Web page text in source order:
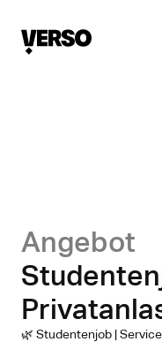
Angebot
🌿 Studentenjob |